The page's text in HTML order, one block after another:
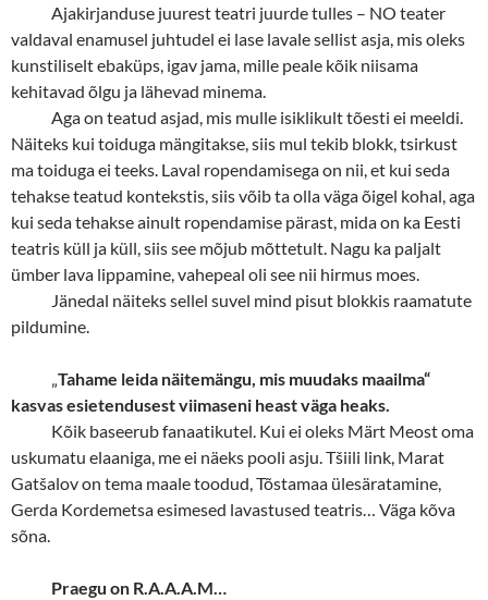
Ajakirjanduse juurest teatri juurde tulles – NO teater
valdaval enamusel juhtudel ei lase lavale sellist asja, mis oleks
kunstiliselt ebaküps, igav jama, mille peale kõik niisama
kehitavad õlgu ja lähevad minema.
Aga on teatud asjad, mis mulle isiklikult tõesti ei meeldi.
Näiteks kui toiduga mängitakse, siis mul tekib blokk, tsirkust
ma toiduga ei teeks. Laval ropendamisega on nii, et kui seda
tehakse teatud kontekstis, siis võib ta olla väga õigel kohal, aga
kui seda tehakse ainult ropendamise pärast, mida on ka Eesti
teatris küll ja küll, siis see mõjub mõttetult. Nagu ka paljalt
ümber lava lippamine, vahepeal oli see nii hirmus moes.
Jänedal näiteks sellel suvel mind pisut blokkis raamatute
pildumine.
„Tahame leida näitemängu, mis muudaks maailma“
kasvas esietendusest viimaseni heast väga heaks.
Kõik baseerub fanaatikutel. Kui ei oleks Märt Meost oma
uskumatu elaaniga, me ei näeks pooli asju. Tšiili link, Marat
Gatšalov on tema maale toodud, Tõstamaa ülesäratamine,
Gerda Kordemetsa esimesed lavastused teatris… Väga kõva
sõna.
Praegu on R.A.A.A.M…